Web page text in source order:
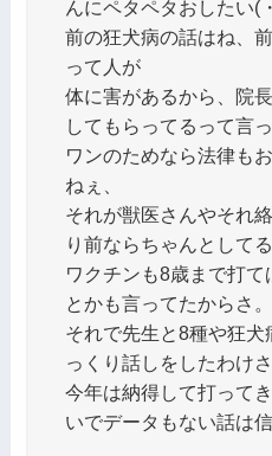
んにペタペタおしたい(
前の狂犬病の話はね、
って人が
体に害があるから、院
してもらってるって言っ
ワンのためなら法律も
ねぇ、
それが獣医さんやそれ
り前ならちゃんとして
ワクチンも8歳まで打
とかも言ってたからさ。
それで先生と8種や狂
っくり話しをしたわけさ
今年は納得して打って
いでデータもない話は